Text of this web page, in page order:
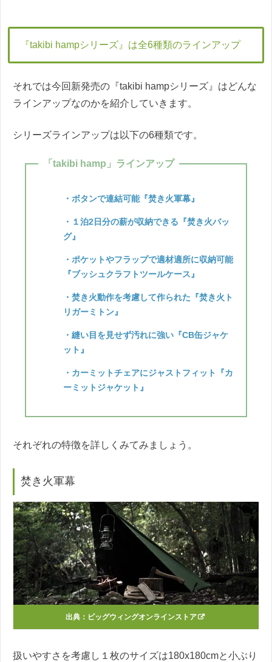
『takibi hampシリーズ』は全6種類のラインアップ
それでは今回新発売の『takibi hampシリーズ』はどんな
ラインアップなのかを紹介していきます。
シリーズラインアップは以下の6種類です。
「takibi hamp」ラインアップ
・ボタンで連結可能『焚き火軍幕』
・１泊2日分の薪が収納できる『焚き火バッ
グ』
・ポケットやフラップで適材適所に収納可能
『ブッシュクラフトツールケース』
・焚き火動作を考慮して作られた『焚き火ト
リガーミトン』
・縫い目を見せず汚れに強い『CB缶ジャケ
ット』
・カーミットチェアにジャストフィット『カ
ーミットジャケット』
それぞれの特徴を詳しくみてみましょう。
焚き火軍幕
出典： ビッグウィングオンラインストア
扱いやすさを考慮し１枚のサイズは180x180cmと小ぶり